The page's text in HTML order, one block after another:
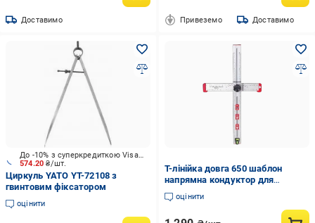
Доставимо Привеземо Доставимо
574.20₴/шт.
До -10% з суперкредиткою Visa Вигода
Циркуль YATO YT-72108 з
гвинтовим фіксатором
оцінити
Т-лінійка довга 650 шаблон
напрямна кондуктор для
розмітки та свердління отворів
лінійка позиціонер
оцінити